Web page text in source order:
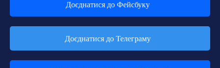
Доєднатися до Фейсбуку
Доєднатися до Телеграму